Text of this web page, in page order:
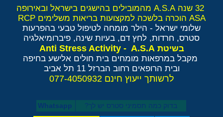
בדוק כמה תסמיני סט​רס יש לך? Whatsapp
32 שנה A.S.A מהמובילים בהישגים בישראל ובאירופה
ASA הוכרה בלשכה למקצועות בריאות משלימים RCP
שלומי ישראל - הילר מומחה לטיפול טבעי בהפרעות
סטרס, חרדות, לחץ דם, בעיות שינה, פיברומיאלגיה
בשיטת Anti Stress Activity - A.S.A
מקבל במרפאות מומחים בית חולים אלישע בחיפה
ובית הרופאים רחוב הברזל 11 תל אביב
לרשותך ייעוץ חינם 077-4050932